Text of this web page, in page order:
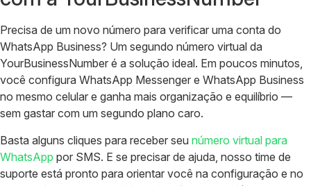
Precisa de um novo número para verificar uma conta do
WhatsApp Business? Um segundo número virtual da
YourBusinessNumber é a solução ideal. Em poucos minutos,
você configura WhatsApp Messenger e WhatsApp Business
no mesmo celular e ganha mais organização e equilíbrio —
sem gastar com um segundo plano caro.
Basta alguns cliques para receber seu número virtual para
WhatsApp por SMS. E se precisar de ajuda, nosso time de
suporte está pronto para orientar você na configuração e no